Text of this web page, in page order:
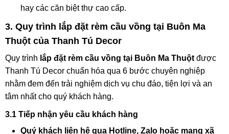
hay các căn biệt thự cao cấp.
3. Quy trình lắp đặt rèm cầu vồng tại Buôn Ma
Thuột của Thanh Tú Decor
Quy trình lắp đặt rèm cầu vồng tại Buôn Ma Thuột được
Thanh Tú Decor chuẩn hóa qua 6 bước chuyên nghiệp
nhằm đem đến trải nghiệm dịch vụ chu đáo, tiện lợi và an
tâm nhất cho quý khách hàng.
3.1 Tiếp nhận yêu cầu khách hàng
Quý khách liên hệ qua Hotline, Zalo hoặc mạng xã